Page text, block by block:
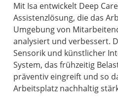
Mit Isa entwickelt Deep
Assistenzlösung, die das
Umgebung von
analysiert und verbessert.
Sensorik und künstlicher
System, das frühzeitig
präventiv eingreift und so
Arbeitsplatz nachhaltig